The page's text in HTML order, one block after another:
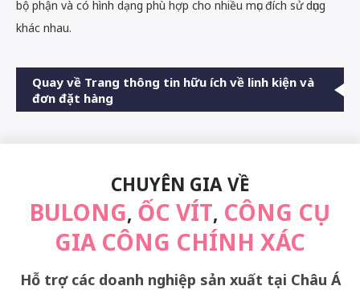
bộ phận và có hình dạng phù hợp cho nhiều mục đích sử dụng
khác nhau.
Quay về Trang thông tin hữu ích về linh kiện và
đơn đặt hàng
CHUYÊN GIA VỀ
BULONG, ỐC VÍT, CÔNG CỤ
GIA CÔNG CHÍNH XÁC
Hỗ trợ các doanh nghiệp sản xuất tại Châu Á